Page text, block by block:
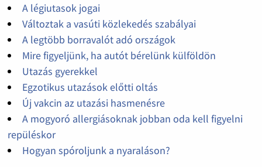
A légiutasok jogai
Változtak a vasúti közlekedés szabályai
A legtöbb borravalót adó országok
Mire figyeljünk, ha autót bérelünk külföldön
Utazás gyerekkel
Egzotikus utazások előtti oltás
Új vakcin az utazási hasmenésre
A mogyoró allergiásoknak jobban oda kell figyelni
repüléskor
Hogyan spóroljunk a nyaraláson?